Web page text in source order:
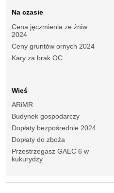
Na czasie
Cena jęczmienia ze żniw
2024
Ceny gruntów ornych 2024
Kary za brak OC
Wieś
ARiMR
Budynek gospodarczy
Dopłaty bezpośrednie 2024
Dopłaty do zboża
Przestrzegasz GAEC 6 w
kukurydzy